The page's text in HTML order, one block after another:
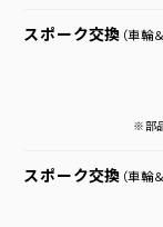
スポーク交換 （車輪
※部
スポーク交換 （車輪